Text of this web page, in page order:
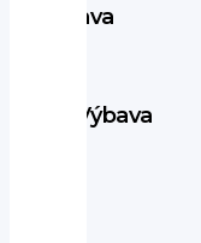
Výbava
Výbava